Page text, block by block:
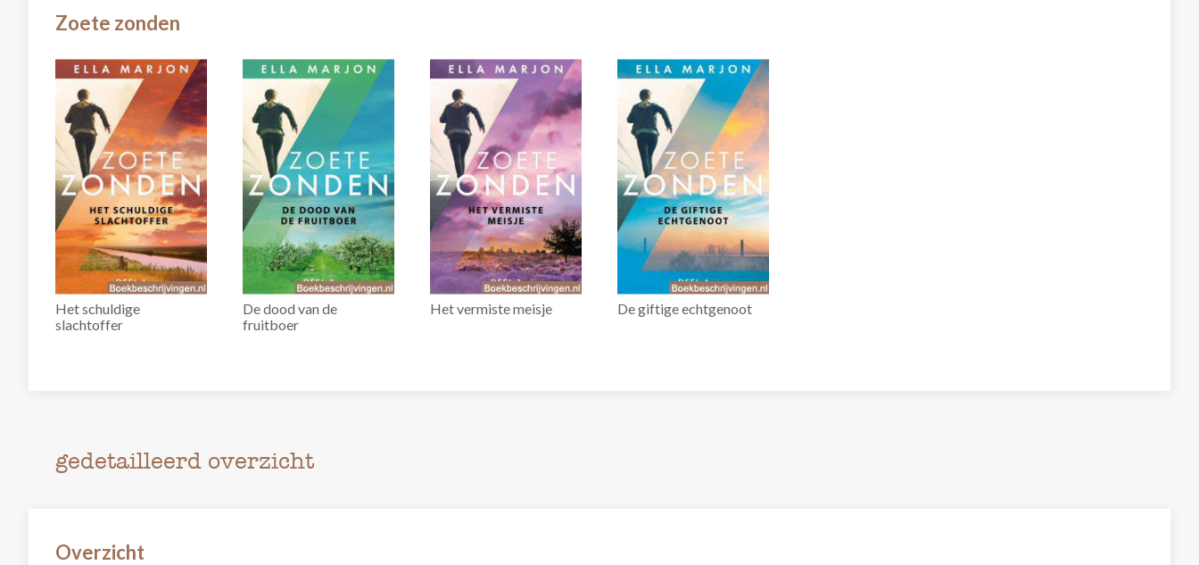
Zoete zonden
Het schuldige
slachtoffer
De dood van de
fruitboer
Het vermiste meisje De giftige echtgenoot
gedetailleerd overzicht
Overzicht